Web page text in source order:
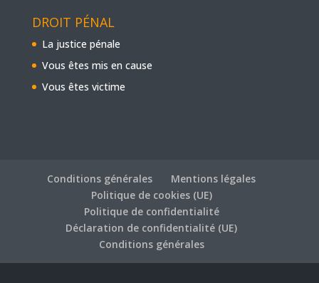
DROIT PÉNAL
La justice pénale
Vous êtes mis en cause
Vous êtes victime
Conditions générales
Mentions légales
Politique de cookies (UE)
Politique de confidentialité
Déclaration de confidentialité (UE)
Conditions générales